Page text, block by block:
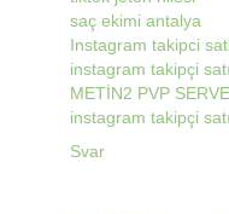
saç ekimi antalya
Instagram takipci
instagram takipçi
METİN2 PVP
instagram takipçi
Svar